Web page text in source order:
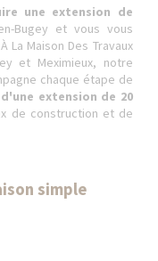
une extension de
Bugey et vous vous
La Maison Des Travaux
et Meximieux, notre
chaque étape de
extension de 20
de construction et de
simple